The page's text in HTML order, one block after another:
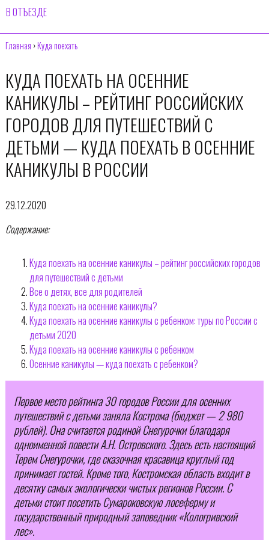
В ОТЪЕЗДЕ
Главная ›Куда поехать
КУДА ПОЕХАТЬ НА ОСЕННИЕ
КАНИКУЛЫ – РЕЙТИНГ РОССИЙСКИХ
ГОРОДОВ ДЛЯ ПУТЕШЕСТВИЙ С
ДЕТЬМИ — КУДА ПОЕХАТЬ В ОСЕННИЕ
КАНИКУЛЫ В РОССИИ
29.12.2020
Содержание:
Куда поехать на осенние каникулы – рейтинг российских городов
для путешествий с детьми
Все о детях, все для родителей
Куда поехать на осенние каникулы?
Куда поехать на осенние каникулы с ребенком: туры по России с
детьми 2020
Куда поехать на осенние каникулы с ребенком
Осенние каникулы — куда поехать с ребенком?
Первое место рейтинга 30 городов России для осенних
путешествий с детьми заняла Кострома (бюджет — 2 980
рублей). Она считается родиной Снегурочки благодаря
одноименной повести А.Н. Островского. Здесь есть настоящий
Терем Снегурочки, где сказочная красавица круглый год
принимает гостей. Кроме того, Костромская область входит в
десятку самых экологически чистых регионов России. С
детьми стоит посетить Сумароковскую лосеферму и
государственный природный заповедник «Кологривский
лес».